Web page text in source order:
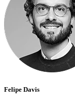
Felipe Davis